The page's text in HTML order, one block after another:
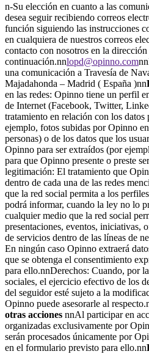
n-Su elección en cuanto a las
desea seguir recibiendo correos
función siguiendo las instrucciones
en cualquiera de nuestros correos
contacto con nosotros en la
continuación.nnlopd@opinno.com
una comunicación a Travesía de
Majadahonda – Madrid ( España )nn
en las redes: Opinno tiene un perfil
de Internet (Facebook, Twitter,
tratamiento en relación con los
ejemplo, fotos subidas por Opinno
personas) o de los datos que los
Opinno para ser extraídos (por
para que Opinno presente o preste
legitimación: El tratamiento que
dentro de cada una de las redes
que la red social permita a los
podrá informar, cuando la ley no lo
cualquier medio que la red social
presentaciones, eventos, iniciativas,
de servicios dentro de las líneas de
En ningún caso Opinno extraerá
que se obtenga el consentimiento
para ello.nnDerechos: Cuando, por
sociales, el ejercicio efectivo de los
del seguidor esté sujeto a la
Opinno puede asesorarle al
otras acciones nnAl participar en
organizadas exclusivamente por
serán procesados únicamente por
en el formulario previsto para ello.nn